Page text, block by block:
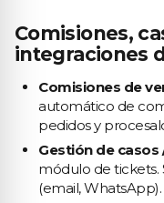
Comisiones,
integraciones
Comisiones de
automático de
pedidos y
Gestión de
módulo de tickets.
(email, WhatsApp).